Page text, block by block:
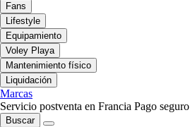
Fans
Lifestyle
Equipamiento
Voley Playa
Mantenimiento físico
Liquidación
Marcas
Servicio postventa en Francia Pago seguro
Buscar